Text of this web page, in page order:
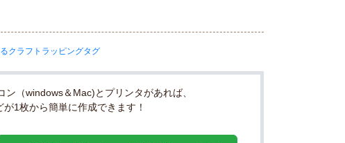
（windows＆Mac)とプリンタがあれば、
1枚から簡単に作成できます！